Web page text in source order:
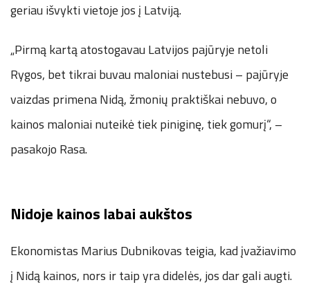
geriau išvykti vietoje jos į Latviją.
„Pirmą kartą atostogavau Latvijos pajūryje netoli
Rygos, bet tikrai buvau maloniai nustebusi – pajūryje
vaizdas primena Nidą, žmonių praktiškai nebuvo, o
kainos maloniai nuteikė tiek piniginę, tiek gomurį“, –
pasakojo Rasa.
Nidoje kainos labai aukštos
Ekonomistas Marius Dubnikovas teigia, kad įvažiavimo
į Nidą kainos, nors ir taip yra didelės, jos dar gali augti.